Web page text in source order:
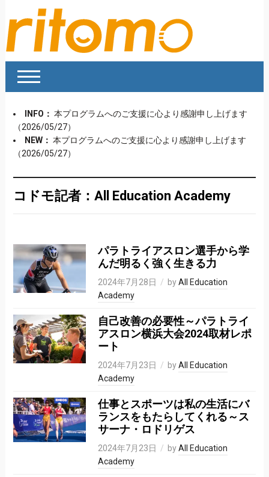
INFO： 本プログラムへのご支援に心より感謝申し上げます
（2026/05/27）
NEW： 本プログラムへのご支援に心より感謝申し上げます
（2026/05/27）
コドモ記者：All Education Academy
パラトライアスロン選手から学
んだ明るく強く生きる力
2024年7月28日 byAll Education
Academy
自己改善の必要性～パラトライ
アスロン横浜大会2024取材レポ
ート
2024年7月23日 byAll Education
Academy
仕事とスポーツは私の⽣活にバ
ランスをもたらしてくれる～ス
サーナ・ロドリゲス
2024年7月23日 byAll Education
Academy